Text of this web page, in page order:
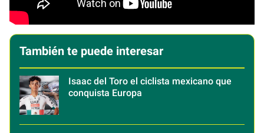
También te puede interesar
Isaac del Toro el ciclista mexicano que
conquista Europa